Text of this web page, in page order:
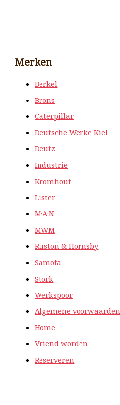
Merken
Berkel
Brons
Caterpillar
Deutsche Werke Kiel
Deutz
Industrie
Kromhout
Lister
M·A·N
MWM
Ruston & Hornsby
Samofa
Stork
Werkspoor
Algemene voorwaarden
Home
Vriend worden
Reserveren